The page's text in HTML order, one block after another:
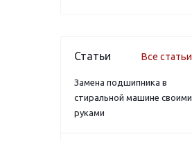
Статьи Все статьи
Замена подшипника в
стиральной машине своими
руками